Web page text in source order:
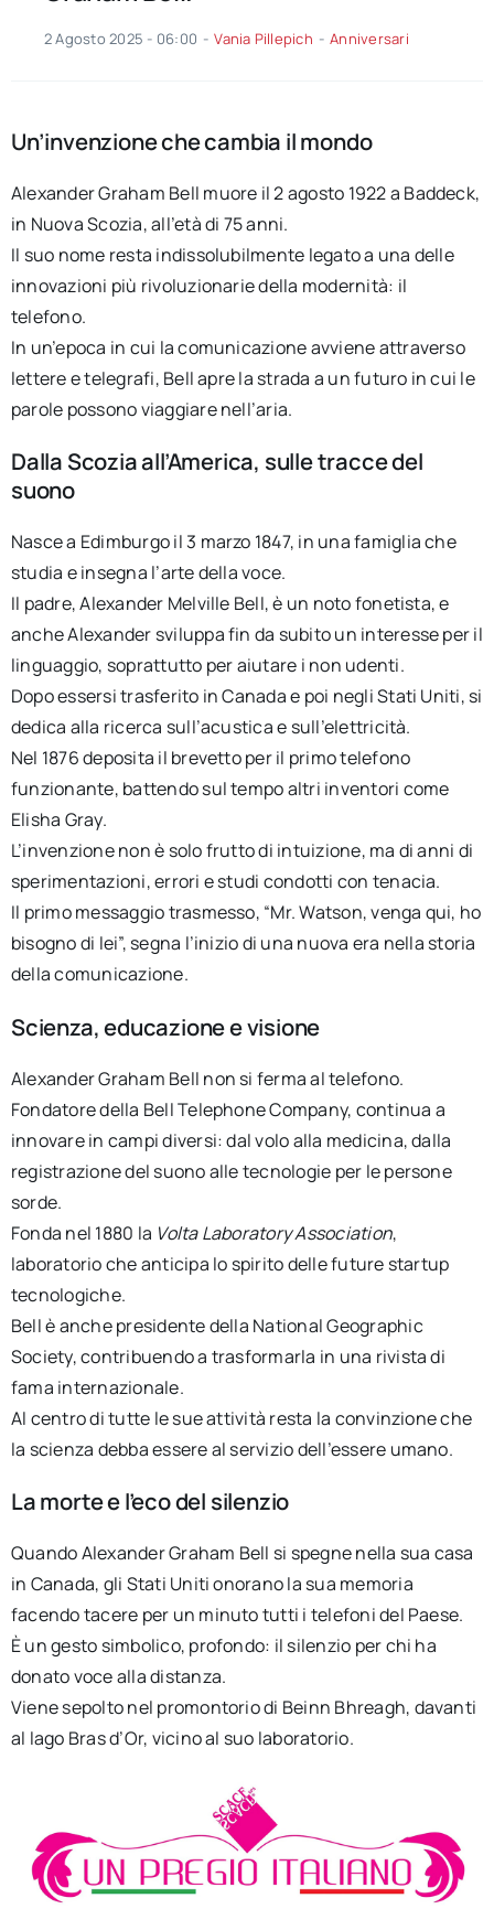
2 Agosto 2025 - 06:00 - Vania Pillepich - Anniversari
Un’invenzione che cambia il mondo
Alexander Graham Bell muore il 2 agosto 1922 a Baddeck,
in Nuova Scozia, all’età di 75 anni.
Il suo nome resta indissolubilmente legato a una delle
innovazioni più rivoluzionarie della modernità: il
telefono.
In un’epoca in cui la comunicazione avviene attraverso
lettere e telegrafi, Bell apre la strada a un futuro in cui le
parole possono viaggiare nell’aria.
Dalla Scozia all’America, sulle tracce del
suono
Nasce a Edimburgo il 3 marzo 1847, in una famiglia che
studia e insegna l’arte della voce.
Il padre, Alexander Melville Bell, è un noto fonetista, e
anche Alexander sviluppa fin da subito un interesse per il
linguaggio, soprattutto per aiutare i non udenti.
Dopo essersi trasferito in Canada e poi negli Stati Uniti, si
dedica alla ricerca sull’acustica e sull’elettricità.
Nel 1876 deposita il brevetto per il primo telefono
funzionante, battendo sul tempo altri inventori come
Elisha Gray.
L’invenzione non è solo frutto di intuizione, ma di anni di
sperimentazioni, errori e studi condotti con tenacia.
Il primo messaggio trasmesso, “Mr. Watson, venga qui, ho
bisogno di lei”, segna l’inizio di una nuova era nella storia
della comunicazione.
Scienza, educazione e visione
Alexander Graham Bell non si ferma al telefono.
Fondatore della Bell Telephone Company, continua a
innovare in campi diversi: dal volo alla medicina, dalla
registrazione del suono alle tecnologie per le persone
sorde.
Fonda nel 1880 la Volta Laboratory Association,
laboratorio che anticipa lo spirito delle future startup
tecnologiche.
Bell è anche presidente della National Geographic
Society, contribuendo a trasformarla in una rivista di
fama internazionale.
Al centro di tutte le sue attività resta la convinzione che
la scienza debba essere al servizio dell’essere umano.
La morte e l’eco del silenzio
Quando Alexander Graham Bell si spegne nella sua casa
in Canada, gli Stati Uniti onorano la sua memoria
facendo tacere per un minuto tutti i telefoni del Paese.
È un gesto simbolico, profondo: il silenzio per chi ha
donato voce alla distanza.
Viene sepolto nel promontorio di Beinn Bhreagh, davanti
al lago Bras d’Or, vicino al suo laboratorio.